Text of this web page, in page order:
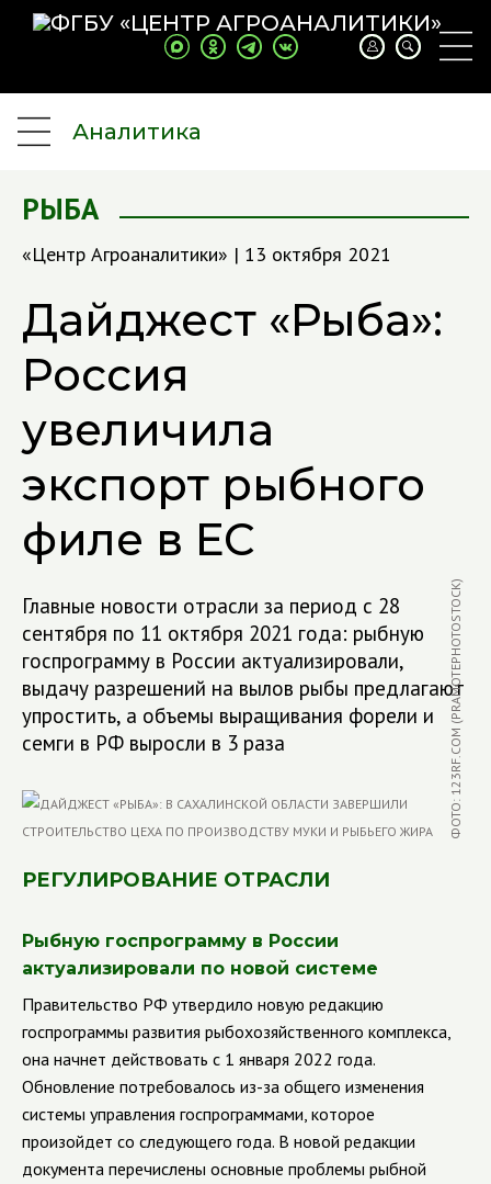
Аналитика
РЫБА
«Центр Агроаналитики» | 13 октября 2021
Дайджест «Рыба»:
Россия
увеличила
экспорт рыбного
филе в ЕС
Главные новости отрасли за период с 28
сентября по 11 октября 2021 года: рыбную
госпрограмму в России актуализировали,
выдачу разрешений на вылов рыбы предлагают
упростить, а объемы выращивания форели и
семги в РФ выросли в 3 раза
ФОТО: 123RF.COM (PRAMOTEPHOTOSTOCK)
РЕГУЛИРОВАНИЕ ОТРАСЛИ
Рыбную госпрограмму в России
актуализировали по новой системе
Правительство РФ утвердило новую редакцию
госпрограммы развития рыбохозяйственного комплекса,
она начнет действовать с 1 января 2022 года.
Обновление потребовалось из-за общего изменения
системы управления госпрограммами, которое
произойдет со следующего года. В новой редакции
документа перечислены основные проблемы рыбной